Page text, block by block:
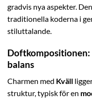
gradvis nya aspekter.
traditionella koderna i
stiluttalande.
balans
Charmen med Kväll
struktur, typisk för en